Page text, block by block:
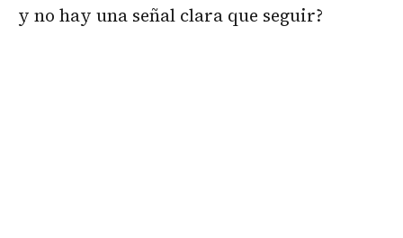
y no hay una señal clara que seguir?